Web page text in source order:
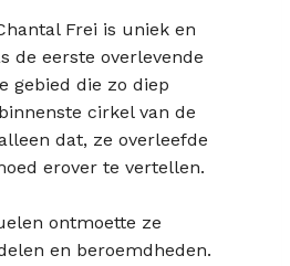
Frei is uniek en
de eerste overlevende
gebied die zo diep
cirkel van de
dat, ze overleefde
erover te vertellen.
ontmoette ze
en beroemdheden.